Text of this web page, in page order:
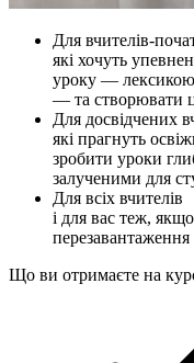
Для вчителів-
які хочуть
уроку —
— та створювати
Для досвідчених
які прагнуть
зробити уроки
залученими для
Для всіх вчителів
і для вас теж,
Що ви отримаєте на